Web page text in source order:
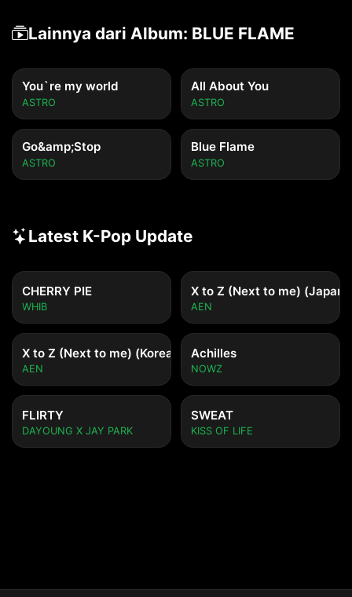
Lainnya dari Album: BLUE FLAME
You`re my world
ASTRO
All About You
ASTRO
Go&amp;Stop
ASTRO
Blue Flame
ASTRO
Latest K-Pop Update
CHERRY PIE
WHIB
X to Z (Next to me)
AEN
X to Z (Next to me) (Korean ver.)
AEN
Achilles
NOWZ
FLIRTY
DAYOUNG X JAY PARK
SWEAT
KISS OF LIFE